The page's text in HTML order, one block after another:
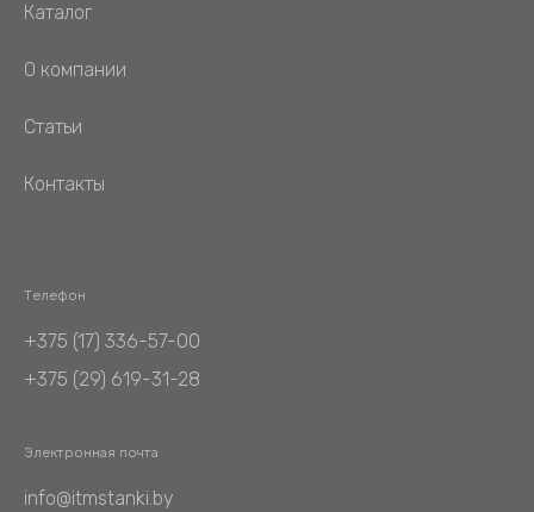
Каталог
О компании
Статьи
Контакты
Телефон
+375 (17) 336-57-00
+375 (29) 619-31-28
Электронная почта
info@itmstanki.by